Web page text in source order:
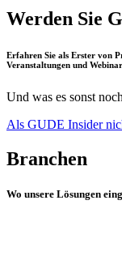
Werden Sie
Erfahren Sie als Erster von
Veranstaltungen und
Und was es sonst
Als GUDE Insider
Branchen
Wo unsere Lösungen